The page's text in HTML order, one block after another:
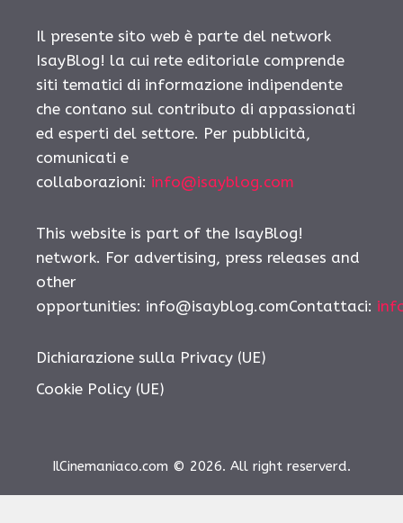
Il presente sito web è parte del network
IsayBlog! la cui rete editoriale comprende
siti tematici di informazione indipendente
che contano sul contributo di appassionati
ed esperti del settore. Per pubblicità,
comunicati e
collaborazioni: info@isayblog.com
This website is part of the IsayBlog!
network. For advertising, press releases and
other
opportunities: info@isayblog.comContattaci:
Dichiarazione sulla Privacy (UE)
Cookie Policy (UE)
IlCinemaniaco.com © 2026. All right reserverd.